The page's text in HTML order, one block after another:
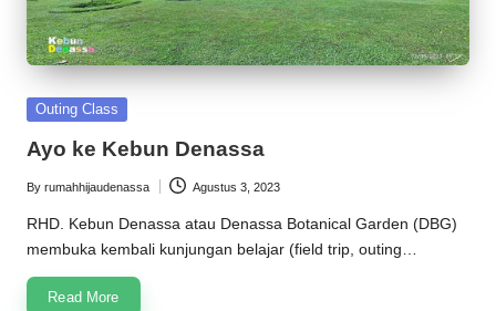
Posted
Outing Class
Ayo ke Kebun Denassa
Posted
by
By rumahhijaudenassa Agustus 3, 2023
RHD. Kebun Denassa atau Denassa Botanical Garden (DBG)
membuka kembali kunjungan belajar (field trip, outing…
Read More